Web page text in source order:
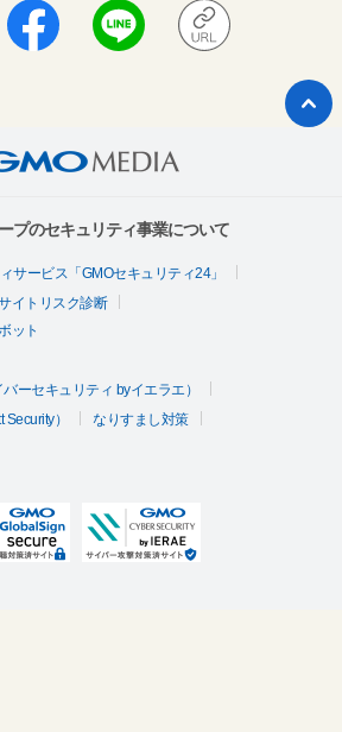
プのセキュリティ事業について
サービス「GMOセキュリティ24」
イトリスク診断
ット
ーセキュリティ byイエラエ）
）
なりすまし対策